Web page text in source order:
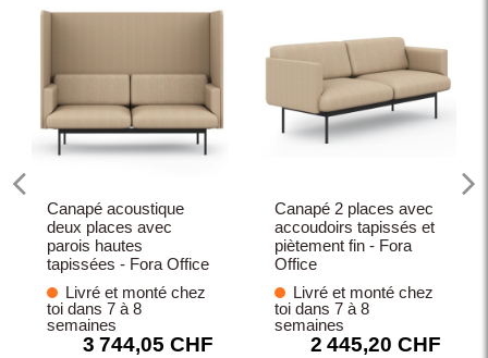
Canapé acoustique
deux places avec
parois hautes
tapissées - Fora Office
Livré et monté chez
toi dans 7 à 8
semaines
3 744,05 CHF
Canapé 2 places avec
accoudoirs tapissés et
piètement fin - Fora
Office
Livré et monté chez
toi dans 7 à 8
semaines
2 445,20 CHF